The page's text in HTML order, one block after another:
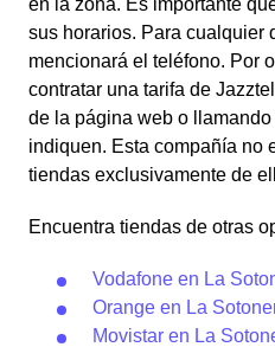
en la zona. Es importante
sus horarios. Para cualquier
mencionará el teléfono. Por
contratar una tarifa de
de la página web o
indiquen. Esta compañía no
tiendas exclusivamente de
Encuentra tiendas de otras
Vodafone en La
Orange en La
Movistar en La